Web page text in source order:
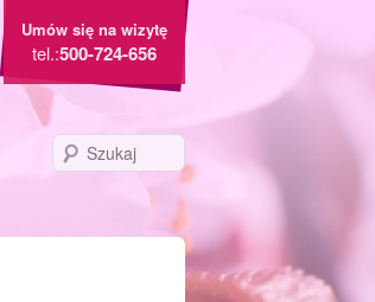
Umów się na wizytę
tel.:500-724-656